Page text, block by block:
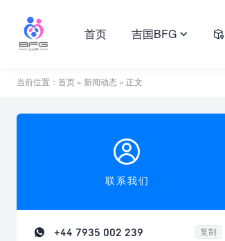
首页 吉国BFG  
当前位置： 首页 » 新闻动态 » 正文

联系我们
 +44 7935 002 239 复制